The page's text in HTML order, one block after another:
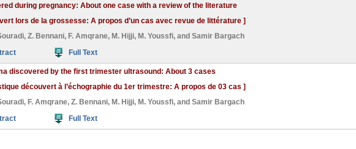
during pregnancy: About one case with a review of the literature
lors de la grossesse: A propos d’un cas avec revue de littérature ]
, Z. Bennani, F. Amqrane, M. Hijji, M. Youssfi, and Samir Bargach
Full Text
discovered by the first trimester ultrasound: About 3 cases
découvert à l’échographie du 1er trimestre: A propos de 03 cas ]
, F. Amqrane, Z. Bennani, M. Hijji, M. Youssfi, and Samir Bargach
Full Text